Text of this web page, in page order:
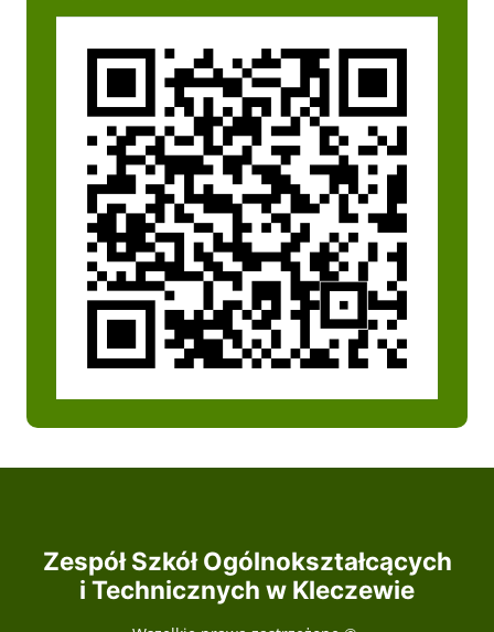
Zespół Szkół Ogólnokształcących
i Technicznych w Kleczewie